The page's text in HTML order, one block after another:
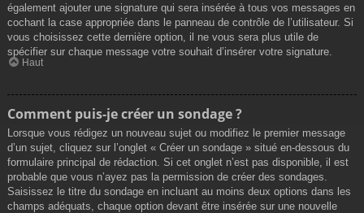
également ajouter une signature qui sera insérée à tous vos messages en
cochant la case appropriée dans le panneau de contrôle de l’utilisateur. Si
vous choisissez cette dernière option, il ne vous sera plus utile de
spécifier sur chaque message votre souhait d’insérer votre signature.
Haut
Comment puis-je créer un sondage ?
Lorsque vous rédigez un nouveau sujet ou modifiez le premier message
d’un sujet, cliquez sur l’onglet « Créer un sondage » situé en-dessous du
formulaire principal de rédaction. Si cet onglet n’est pas disponible, il est
probable que vous n’ayez pas la permission de créer des sondages.
Saisissez le titre du sondage en incluant au moins deux options dans les
champs adéquats, chaque option devant être insérée sur une nouvelle